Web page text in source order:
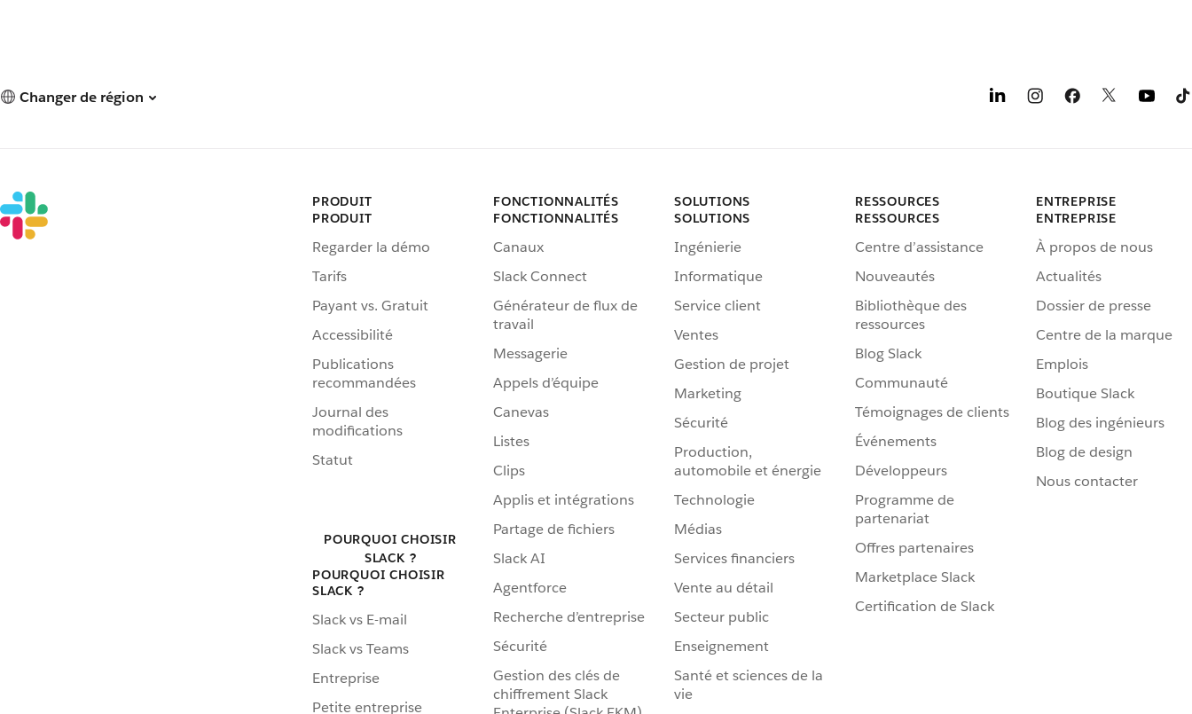
Changer de région
PRODUIT
PRODUIT
Regarder la démo
Tarifs
Payant vs. Gratuit
Accessibilité
Publications
recommandées
Journal des
modifications
Statut
POURQUOI CHOISIR
SLACK ?
POURQUOI CHOISIR
SLACK ?
Slack vs E-mail
Slack vs Teams
Entreprise
Petite entreprise
FONCTIONNALITÉS
FONCTIONNALITÉS
Canaux
Slack Connect
Générateur de flux de
travail
Messagerie
Appels d’équipe
Canevas
Listes
Clips
Applis et intégrations
Partage de fichiers
Slack AI
Agentforce
Recherche d’entreprise
Sécurité
Gestion des clés de
chiffrement Slack
SOLUTIONS
SOLUTIONS
Ingénierie
Informatique
Service client
Ventes
Gestion de projet
Marketing
Sécurité
Production,
automobile et énergie
Technologie
Médias
Services financiers
Vente au détail
Secteur public
Enseignement
Santé et sciences de la
vie
RESSOURCES
RESSOURCES
Centre d’assistance
Nouveautés
Bibliothèque des
ressources
Blog Slack
Communauté
Témoignages de clients
Événements
Développeurs
Programme de
partenariat
Offres partenaires
Marketplace Slack
Certification de Slack
ENTREPRISE
ENTREPRISE
À propos de nous
Actualités
Dossier de presse
Centre de la marque
Emplois
Boutique Slack
Blog des ingénieurs
Blog de design
Nous contacter